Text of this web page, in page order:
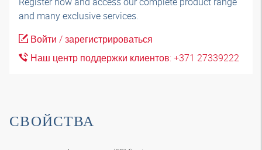
and many exclusive services.
Войти / зарегистрироваться
Наш центр поддержки клиентов: +371 27339222
СВОЙСТВА